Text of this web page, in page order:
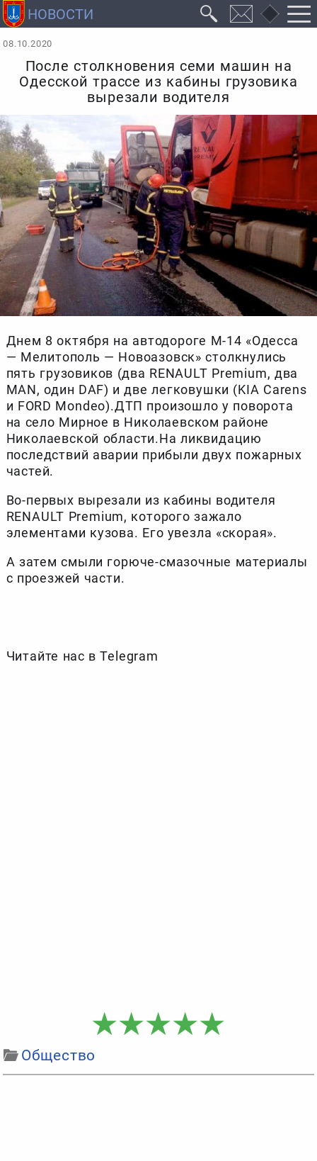
08.10.2020
После столкновения семи машин на
Одесской трассе из кабины грузовика
вырезали водителя
Днем 8 октября на автодороге М-14 «Одесса
— Мелитополь — Новоазовск» столкнулись
пять грузовиков (два RENAULT Premium, два
MAN, один DAF) и две легковушки (KIA Carens
и FORD Mondeo).ДТП произошло у поворота
на село Мирное в Николаевском районе
Николаевской области.На ликвидацию
последствий аварии прибыли двух пожарных
частей.
Во-первых вырезали из кабины водителя
RENAULT Premium, которого зажало
элементами кузова. Его увезла «скорая».
А затем смыли горюче-смазочные материалы
с проезжей части.
Читайте нас в Telegram
Общество